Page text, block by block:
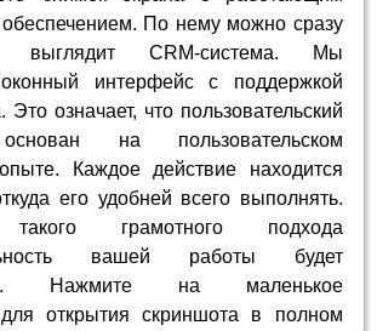
По нему можно сразу
выглядит CRM-система. Мы
интерфейс с поддержкой
Это означает, что пользовательский
на пользовательском
Каждое действие находится
его удобней всего выполнять.
грамотного подхода
вашей работы будет
Нажмите на маленькое
открытия скриншота в полном